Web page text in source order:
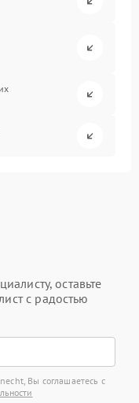
оставьте
с радостью
Вы соглашаетесь с